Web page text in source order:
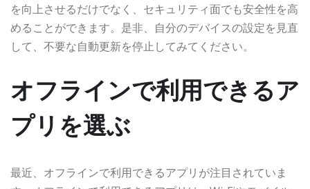
を向上させるだけでなく、セキュリティ面でも安全性を高
めることができます。是非、自分のデバイスの設定を見直
して、不要な自動更新を停止してみてください。
オフラインで利用できるア
プリを選ぶ
最近、オフラインで利用できるアプリが注目されていま